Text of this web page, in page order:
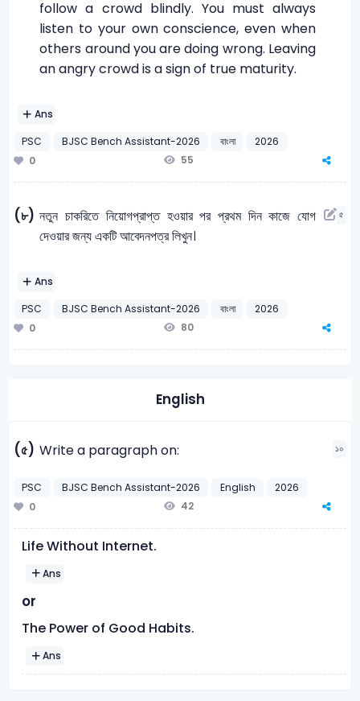
follow a crowd blindly. You must always
listen to your own conscience, even when
others around you are doing wrong. Leaving
an angry crowd is a sign of true maturity.
Ans
PSC
BJSC Bench Assistant-2026 বাংলা
2026
0
55
(৮) নতুন চাকরিতে নিয়োগপ্রাপ্ত হওয়ার পর প্রথম দিন কাজে যোগ
দেওয়ার জন্য একটি আবেদনপত্র লিখুন।
৫
Ans
PSC
BJSC Bench Assistant-2026 বাংলা
2026
0
80
English
(৫) Write a paragraph on: ১০
PSC BJSC Bench Assistant-2026 English
2026
0
42
Life Without Internet.
Ans
or
The Power of Good Habits.
Ans